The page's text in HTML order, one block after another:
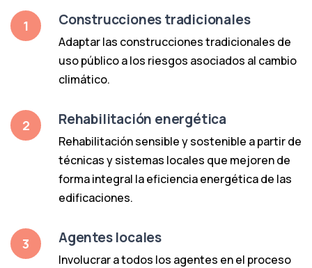
1 Construcciones tradicionales
Adaptar las construcciones tradicionales de
uso público a los riesgos asociados al cambio
climático.
2 Rehabilitación energética
Rehabilitación sensible y sostenible a partir de
técnicas y sistemas locales que mejoren de
forma integral la eficiencia energética de las
edificaciones.
3 Agentes locales
Involucrar a todos los agentes en el proceso